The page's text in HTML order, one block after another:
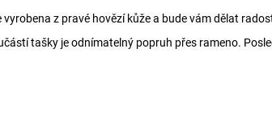
z pravé hovězí kůže a bude vám dělat
tašky je odnímatelný popruh přes rameno.